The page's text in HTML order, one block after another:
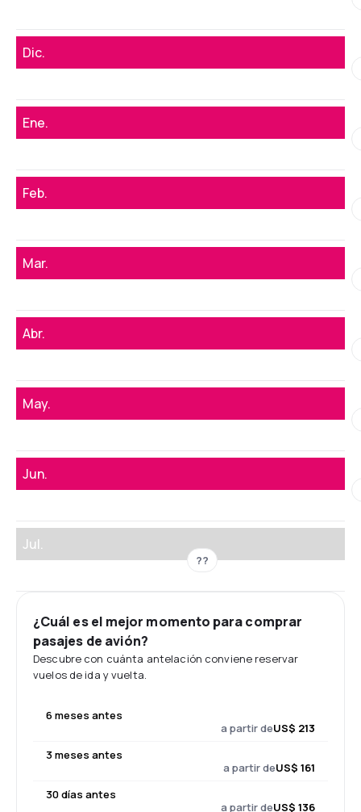
Dic.
Ene.
Feb.
Mar.
Abr.
May.
Jun.
Jul.
??
¿Cuál es el mejor momento para comprar
pasajes de avión?
Descubre con cuánta antelación conviene reservar
vuelos de ida y vuelta.
6 meses antes
a partir deUS$ 213
3 meses antes
a partir deUS$ 161
30 días antes
a partir deUS$ 136